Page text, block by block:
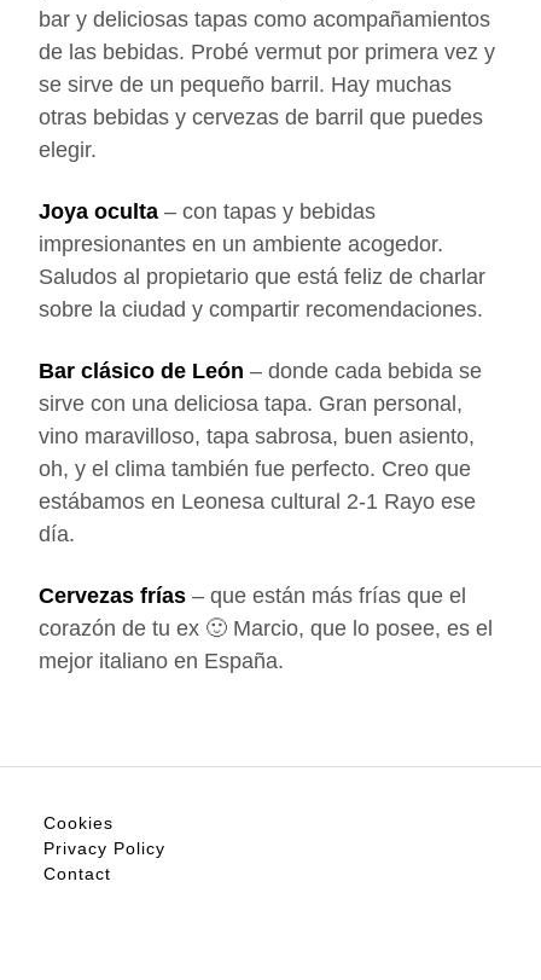
bar y deliciosas tapas como acompañamientos
de las bebidas. Probé vermut por primera vez y
se sirve de un pequeño barril. Hay muchas
otras bebidas y cervezas de barril que puedes
elegir.
Joya oculta – con tapas y bebidas
impresionantes en un ambiente acogedor.
Saludos al propietario que está feliz de charlar
sobre la ciudad y compartir recomendaciones.
Bar clásico de León – donde cada bebida se
sirve con una deliciosa tapa. Gran personal,
vino maravilloso, tapa sabrosa, buen asiento,
oh, y el clima también fue perfecto. Creo que
estábamos en Leonesa cultural 2-1 Rayo ese
día.
Cervezas frías – que están más frías que el
corazón de tu ex 🙂 Marcio, que lo posee, es el
mejor italiano en España.
Cookies
Privacy Policy
Contact